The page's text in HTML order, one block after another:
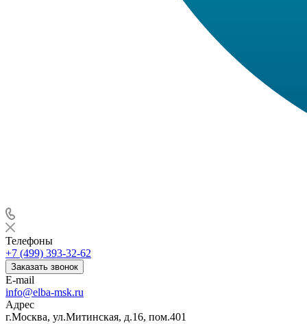
Телефоны
+7 (499) 393-32-62
Заказать звонок
E-mail
info@elba-msk.ru
Адрес
г.Москва, ул.Митинская, д.16, пом.401